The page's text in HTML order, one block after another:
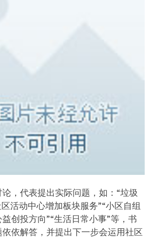
，代表提出实际问题，如：“垃圾
活动中心增加板块服务”“小区自组
创投方向”“生活日常小事”等，书
依解答，并提出下一步会运用社区